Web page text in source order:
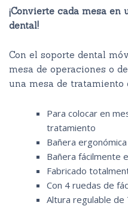
¡Convierte cada mesa
dental!
Con el soporte dental
mesa de operaciones o
una mesa de tratamiento
Para colocar en
tratamiento
Bañera
Bañera fácilmente
Fabricado
Con 4 ruedas de
Altura regulable de